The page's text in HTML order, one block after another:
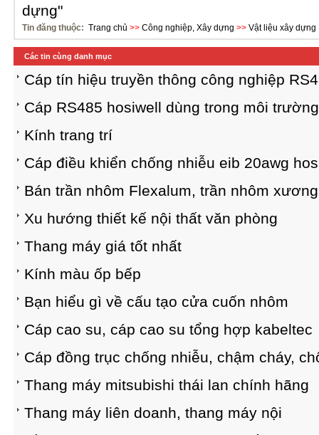
dựng"
Tin đăng thuộc: Trang chủ >> Công nghiệp, Xây dựng >> Vật liệu xây dựng
Các tin cùng danh mục
Cáp tín hiệu truyền thông công nghiệp
Cáp RS485 hosiwell dùng trong môi
Kính trang trí
Cáp điều khiển chống nhiễu eib 20awg
Bán trần nhôm Flexalum, trần nhôm
Xu hướng thiết kế nội thất văn phòng
Thang máy giá tốt nhất
Kính màu ốp bếp
Bạn hiểu gì về cấu tạo cửa cuốn nhôm
Cáp cao su, cáp cao su tổng hợp kabeltec
Cáp đồng trục chống nhiễu, chậm cháy,
Thang máy mitsubishi thái lan chính hãng
Thang máy liên doanh, thang máy nội